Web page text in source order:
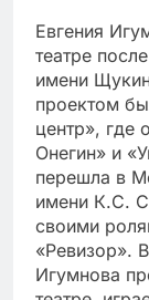
Евгения
театре
имени
проектом
центр», где
Онегин» и
перешла в
имени К.С.
своими
«Ревизор».
Игумнова